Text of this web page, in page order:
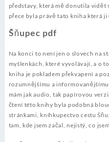
představy, která mě donutila vidět
přece byla právě tato kniha která
Šňupec pdf
Na konci to není jen o slovech na
myšlenkách, které vyvolávají, a o
kniha je pokladem překvapení a
rozumnějšímu a
mám jak audio, tak papírovou
čtení této knihy byla podobná
stránkami, kníhkupectvo cestu
tam, kde jsem začal, nejistý, co